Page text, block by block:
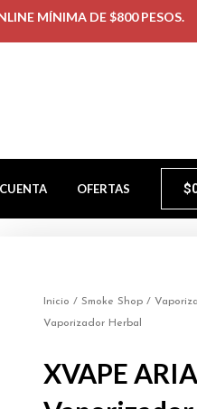
MÍNIMA DE $800 PESOS.
OFERTAS $
Inicio / Smoke Shop /
Vaporizador Herbal
XVAPE ARIA